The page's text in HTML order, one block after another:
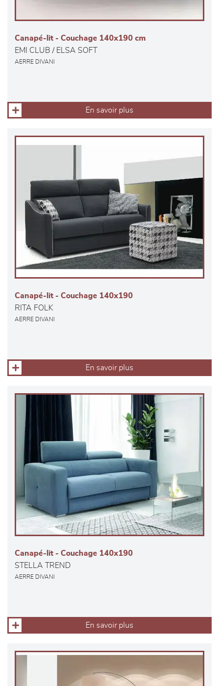
Canapé-lit - Couchage 140x190 cm
EMI CLUB / ELSA SOFT
AERRE DIVANI
En savoir plus
Canapé-lit - Couchage 140x190
RITA FOLK
AERRE DIVANI
En savoir plus
Canapé-lit - Couchage 140x190
STELLA TREND
AERRE DIVANI
En savoir plus